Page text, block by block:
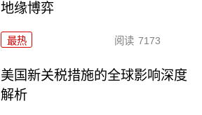
地缘博弈
最热 阅读 7173
美国新关税措施的全球影响深度
解析